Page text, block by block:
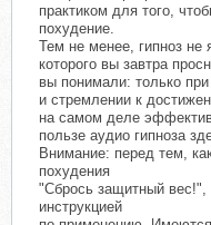
практиком для того,
похудение.
Тем не менее, гипноз не
которого вы завтра
вы понимали: только
и стремлении к
на самом деле
пользе аудио гипноза
Внимание: перед тем,
похудения
"Сбрось защитный вес!",
инструкцией